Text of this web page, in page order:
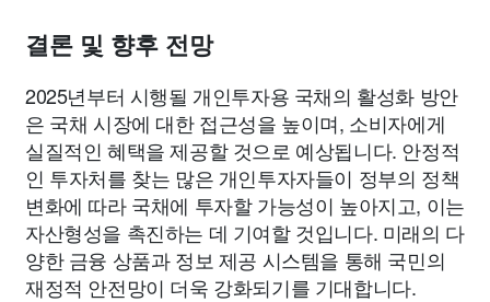
결론 및 향후 전망
2025년부터 시행될 개인투자용 국채의 활성화 방안
은 국채 시장에 대한 접근성을 높이며, 소비자에게
실질적인 혜택을 제공할 것으로 예상됩니다. 안정적
인 투자처를 찾는 많은 개인투자자들이 정부의 정책
변화에 따라 국채에 투자할 가능성이 높아지고, 이는
자산형성을 촉진하는 데 기여할 것입니다. 미래의 다
양한 금융 상품과 정보 제공 시스템을 통해 국민의
재정적 안전망이 더욱 강화되기를 기대합니다.